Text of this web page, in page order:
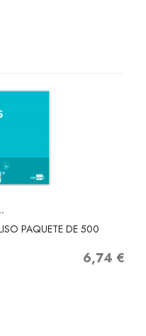
PAQUETE DE 500
Precio
6,74 €